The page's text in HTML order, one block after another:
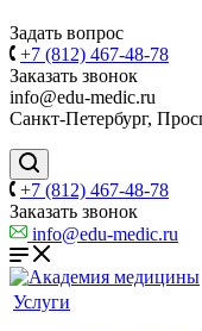
Задать вопрос
+7 (812) 467-48-78
Заказать звонок
info@edu-medic.ru
Санкт-Петербург,
+7 (812) 467-48-78
Заказать звонок
info@edu-medic.ru
Услуги